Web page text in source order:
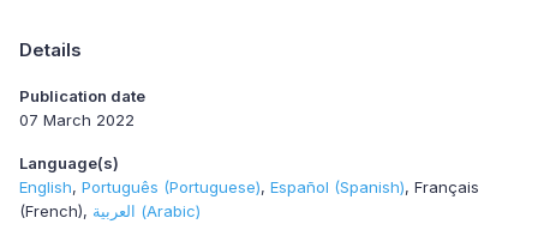
Details
Publication date
07 March 2022
Language(s)
English Português (Portuguese) Español (Spanish) Français
(French)
العربية (Arabic)